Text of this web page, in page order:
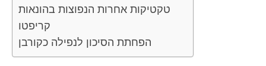
טקטיקות אחרות הנפוצות בהונאות
קריפטו
הפחתת הסיכון לנפילה כקורבן